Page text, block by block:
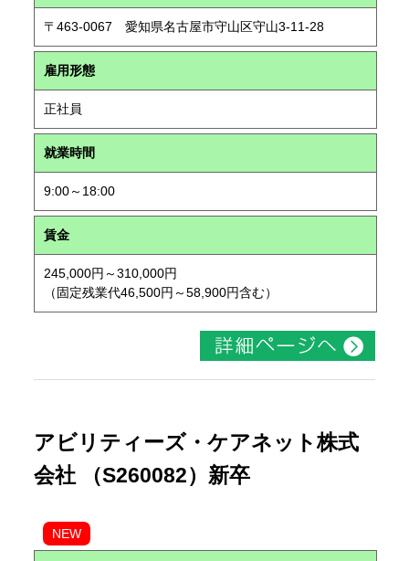
〒463-0067 愛知県名古屋市守山区守山3-11-28
雇用形態
正社員
就業時間
9:00～18:00
賃金
245,000円～310,000円
（固定残業代46,500円～58,900円含む）
アビリティーズ・ケアネット株式
会社 （S260082）新卒
NEW